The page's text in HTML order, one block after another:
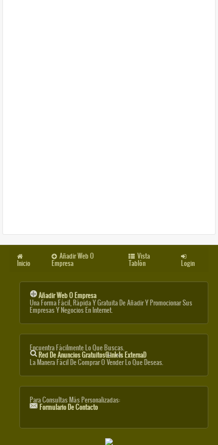
Inicio
Añadir Web O
Empresa
Vista
Tablón Login
Añadir Web O Empresa
Una Forma Fácil, Rápida Y Gratuita De Añadir Y Promocionar Sus
Empresas Y Negocios En Internet.
Encuentra Fácilmente Lo Que Buscas.
Red De Anuncios Gratuitos(link Is External)
La Manera Fácil De Comprar O Vender Lo Que Deseas.
Para Consultas Más Personalizadas:
Formulario De Contacto